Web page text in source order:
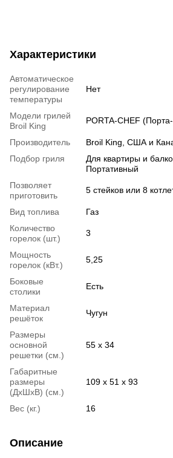
Характеристики
Автоматическое
регулирование
температуры
Нет
Модели грилей
Broil King
PORTA-CHEF
Производитель
Broil King, США и
Подбор гриля
Для квартиры и
Портативный
Позволяет
приготовить
5 стейков или 8
Вид топлива
Газ
Количество
горелок (шт.)
3
Мощность
горелок (кВт.)
5,25
Боковые
столики
Есть
Материал
решёток
Чугун
Размеры
основной
решетки (см.)
55 х 34
Габаритные
размеры
(ДхШхВ) (см.)
109 х 51 x 93
Вес (кг.) 16
Описание